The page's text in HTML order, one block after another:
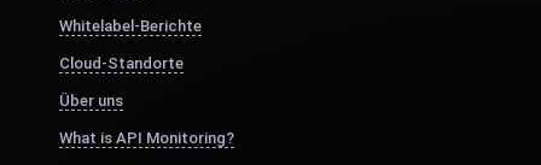
Whitelabel-Berichte
Cloud-Standorte
Über uns
What is API Monitoring?